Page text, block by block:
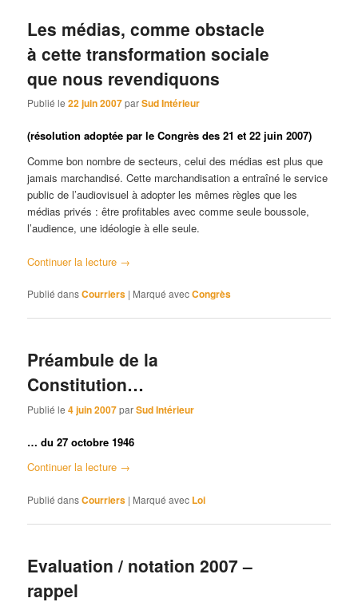
Les médias, comme obstacle
à cette transformation sociale
que nous revendiquons
Publié le22 juin 2007parSud Intérieur
(résolution adoptée par le Congrès des 21 et 22 juin 2007)
Comme bon nombre de secteurs, celui des médias est plus que
jamais marchandisé. Cette marchandisation a entraîné le service
public de l’audiovisuel à adopter les mêmes règles que les
médias privés : être profitables avec comme seule boussole,
l’audience, une idéologie à elle seule.
Continuer la lecture →
Publié dansCourriers | Marqué avecCongrès
Préambule de la
Constitution…
Publié le4 juin 2007parSud Intérieur
… du 27 octobre 1946
Continuer la lecture →
Publié dansCourriers | Marqué avec Loi
Evaluation / notation 2007 –
rappel